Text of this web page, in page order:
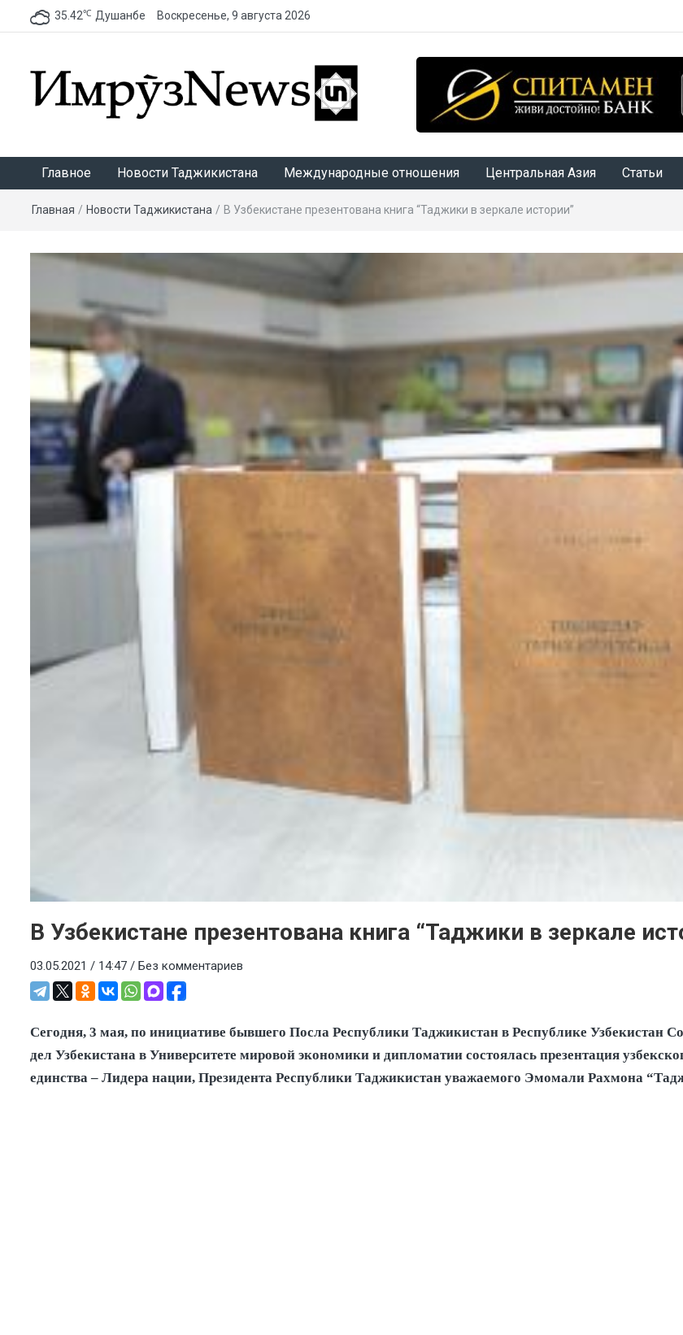
35.42℃ Душанбе Воскресенье, 9 августа 2026
Главное Новости Таджикистана Международные отношения Центральная Азия Статьи
Главная / Новости Таджикистана / В Узбекистане презентована книга “Таджики в зеркале истории”
В Узбекистане презентована книга “Таджики в зеркале
03.05.2021 / 14:47 / Без комментариев
Сегодня, 3 мая, по инициативе бывшего Посла Республики Таджикистан в Республике Узбекистан
дел Узбекистана в Университете мировой экономики и дипломатии состоялась презентация
единства – Лидера нации, Президента Республики Таджикистан уважаемого Эмомали Рахмона